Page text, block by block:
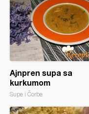
Ajnpren supa sa
kurkumom
Supe i Čorbe